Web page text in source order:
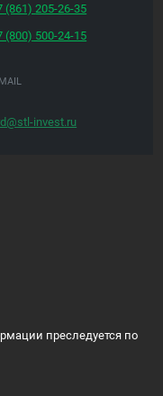
(861)205-26-35
(800) 500-24-15
invest.ru
преследуется по